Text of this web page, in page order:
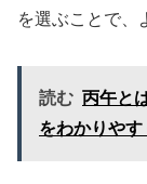
を選ぶことで、
読む 丙午と
をわかりやす